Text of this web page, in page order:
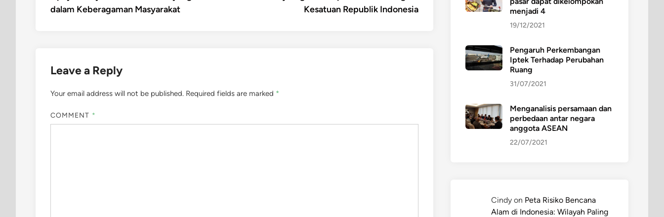
dalam Keberagaman Masyarakat
Kesatuan Republik Indonesia
Leave a Reply
Your email address will not be published. Required fields are marked *
COMMENT *
menjadi 4
19/12/2021
Pengaruh Perkembangan
Iptek Terhadap Perubahan
Ruang
31/07/2021
Menganalisis persamaan dan
perbedaan antar negara
anggota ASEAN
22/07/2021
Cindy on Peta Risiko Bencana
Alam di Indonesia: Wilayah Paling